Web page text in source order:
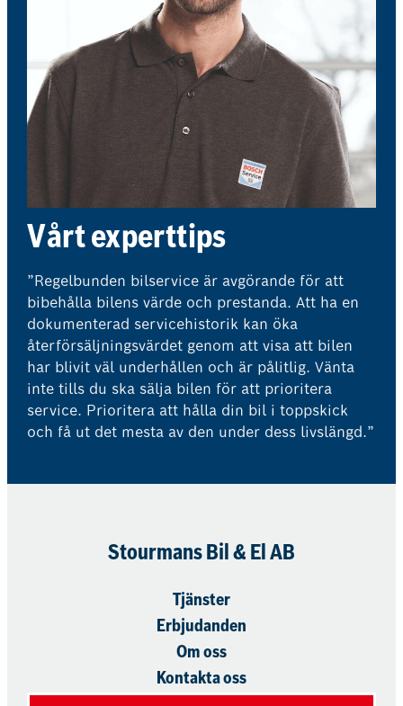
Vårt experttips
”Regelbunden bilservice är avgörande för att
bibehålla bilens värde och prestanda. Att ha en
dokumenterad servicehistorik kan öka
återförsäljningsvärdet genom att visa att bilen
har blivit väl underhållen och är pålitlig. Vänta
inte tills du ska sälja bilen för att prioritera
service. Prioritera att hålla din bil i toppskick
och få ut det mesta av den under dess livslängd.”
Stourmans Bil & El AB
Tjänster
Erbjudanden
Om oss
Kontakta oss